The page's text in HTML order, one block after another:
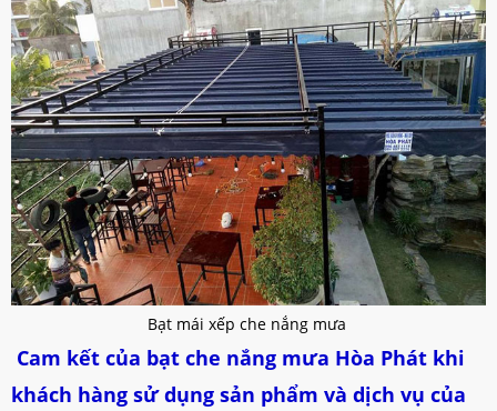
Bạt mái xếp che nắng mưa
Cam kết của bạt che nắng mưa Hòa Phát khi
khách hàng sử dụng sản phẩm và dịch vụ của